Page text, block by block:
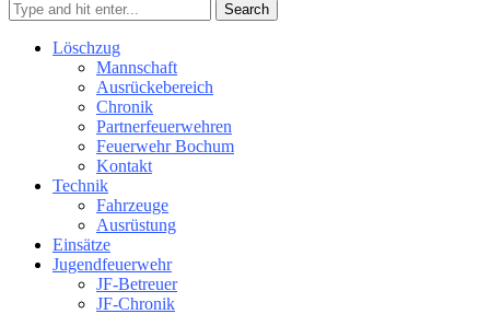
Search
Löschzug
Mannschaft
Ausrückebereich
Chronik
Partnerfeuerwehren
Feuerwehr Bochum
Kontakt
Technik
Fahrzeuge
Ausrüstung
Einsätze
Jugendfeuerwehr
JF-Betreuer
JF-Chronik